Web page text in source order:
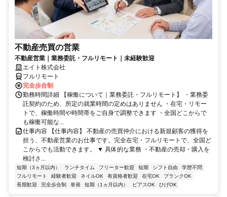
不動産売買の営業
不動産営業｜業務委託・フルリモート｜未経験歓迎
エイト株式会社
フルリモート
完全歩合制
勤務時間詳細 【稼働について｜業務委託・フルリモート】 ・業務委
託契約のため、所定の就業時間の定めはありません ・在宅・リモー
トで、稼働時間や時間帯をご自身で調整できます ・全国どこからで
も稼働可能な...
仕事内容 【仕事内容】 不動産の売買仲介における新規顧客の獲得を
担う、不動産営業のお仕事です。完全在宅・フルリモートで、全国ど
こからでも活動できます。 ▼ 具体的な業務 ・不動産の売却・購入を
検討さ...
短期（3ヵ月以内） ランチタイム フリーター歓迎 短期 シフト自由
学歴不問
フルリモート
経験者歓迎 ネイルOK 有資格者歓迎 在宅OK
ブランクOK
長期歓迎
完全歩合制 単発 短期（1ヵ月以内） ピアスOK ひげOK